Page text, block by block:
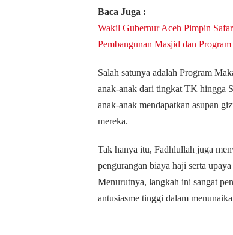
Baca Juga :
Wakil Gubernur Aceh Pimpin
Pembangunan Masjid dan Program
Salah satunya adalah Program
anak-anak dari tingkat TK hingga
anak-anak mendapatkan asupan
mereka.
Tak hanya itu, Fadhlullah juga
pengurangan biaya haji serta
Menurutnya, langkah ini sangat
antusiasme tinggi dalam